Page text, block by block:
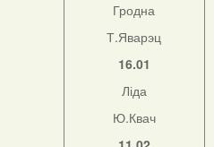
Гродна
Т.Яварэц
16.01
Ліда
Ю.Квач